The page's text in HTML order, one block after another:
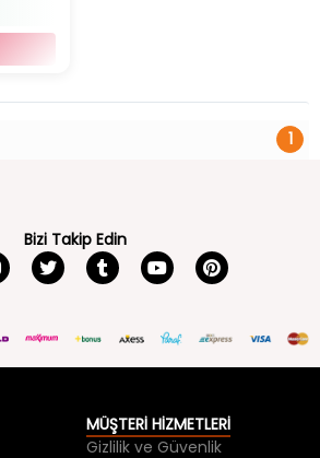
1
Bizi Takip Edin
MÜŞTERİ HİZMETLERİ
Gizlilik ve Güvenlik